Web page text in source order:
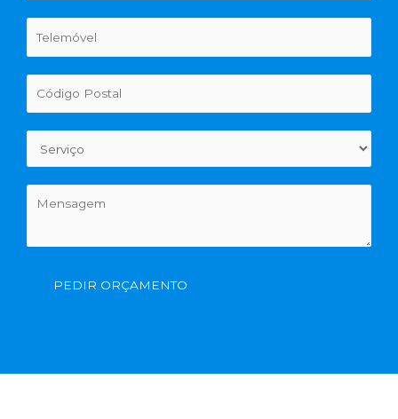
PEDIR ORÇAMENTO